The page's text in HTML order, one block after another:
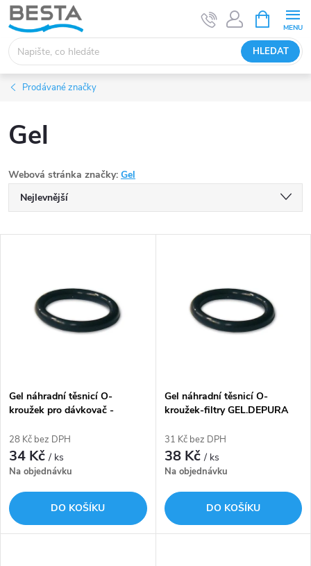
Přejít
na
obsah
HLEDAT
NÁKUPNÍ
KOŠÍK
Prodávané značky
Gel
Webová stránka značky: Gel
Ř
a
p
r
o
d
u
Nejlevnější
s
p
r
o
d
Gel náhradní těsnicí O-
kroužek pro dávkovač -
453.401.65
28 Kč bez DPH
34 Kč/ ks
Na objednávku
DO KOŠÍKU
Gel náhradní těsnicí O-
kroužek-filtry GEL.DEPURA
3/4",1",6/4",2"
31 Kč bez DPH
38 Kč/ ks
Na objednávku
DO KOŠÍKU